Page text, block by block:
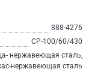
888-4276
СР-100/60/430
нержавеющая сталь,
нержавеющая сталь